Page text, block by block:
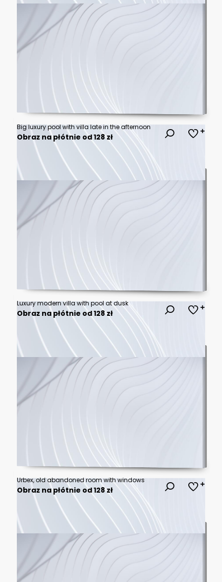
Big luxury pool with villa late in the afternoon
Obraz na płótnie od 128 zł
Luxury modern villa with pool at dusk
Obraz na płótnie od 128 zł
Urbex, old abandoned room with windows
Obraz na płótnie od 128 zł